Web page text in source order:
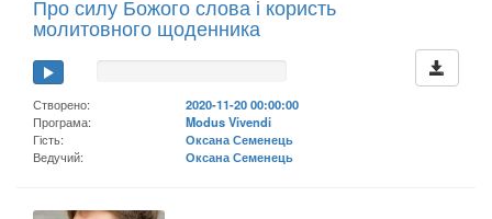
Про силу Божого слова і користь
молитовного щоденника
Створено:
2020-11-20 00:00:00
Програма:
Modus Vivendi
Гість:
Оксана Семенець
Ведучий:
Оксана Семенець